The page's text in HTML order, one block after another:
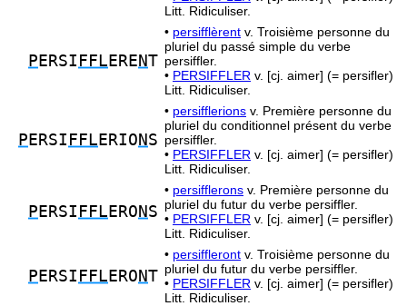
Litt. Ridiculiser.
P ERSI FFL ERE NT
• persifflèrent v. Troisième personne du
pluriel du passé simple du verbe
persiffler.
• PERSIFFLER v. [cj. aimer] (= persifler)
Litt. Ridiculiser.
P ERSI FFL ERIO N S
• persifflerions v. Première personne du
pluriel du conditionnel présent du verbe
persiffler.
• PERSIFFLER v. [cj. aimer] (= persifler)
Litt. Ridiculiser.
P ERSI FFL ERO N S
• persifflerons v. Première personne du
pluriel du futur du verbe persiffler.
• PERSIFFLER v. [cj. aimer] (= persifler)
Litt. Ridiculiser.
P ERSI FFL ERO NT
• persiffleront v. Troisième personne du
pluriel du futur du verbe persiffler.
• PERSIFFLER v. [cj. aimer] (= persifler)
Litt. Ridiculiser.